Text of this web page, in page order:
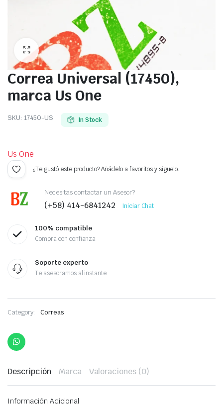
Correa Universal (17450),
marca Us One
SKU: 17450-US In Stock
Us One
¿Te gustó este producto? Añádelo a favoritos y síguelo.
Necesitas contactar un Asesor?
(+58) 414-6841242 Iniciar Chat
100% compatible
Compra con confianza
Soporte experto
Te asesoramos al instante
Category: Correas
Descripción Marca Valoraciones (0)
Información Adicional